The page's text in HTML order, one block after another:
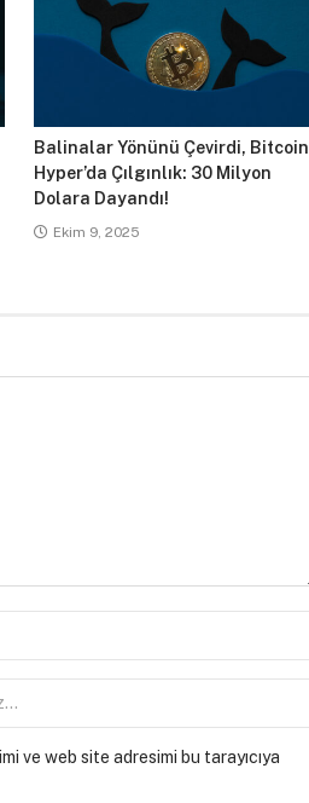
Balinalar Yönünü Çevirdi, Bitcoin
Hyper’da Çılgınlık: 30 Milyon
Dolara Dayandı!
Ekim 9, 2025
ve web site adresimi bu tarayıcıya